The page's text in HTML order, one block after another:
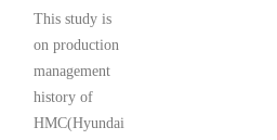
This study is
on production
management
history of
HMC(Hyundai